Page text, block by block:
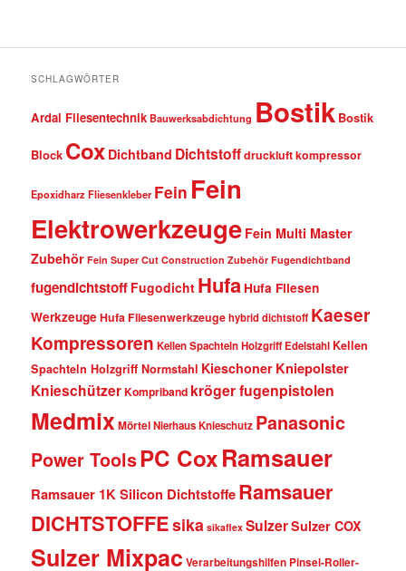
SCHLAGWÖRTER
Ardal Fliesentechnik Bauwerksabdichtung Bostik Bostik
Block Cox Dichtband Dichtstoffdruckluft kompressor
Epoxidharz Fliesenkleber Fein Fein
Elektrowerkzeuge Fein Multi Master
Zubehör Fein Super Cut Construction Zubehör Fugendichtband
fugendichtstoff Fugodicht Hufa Hufa Fliesen
WerkzeugeHufa Fliesenwerkzeugehybrid dichtstoff Kaeser
Kompressoren Kellen Spachteln Holzgriff Edelstahl Kellen
Spachteln Holzgriff Normstahl Kieschoner Kniepolster
KnieschützerKompriband kröger fugenpistolen
Medmix MörtelNierhaus Knieschutz Panasonic
Power ToolsPC CoxRamsauer
Ramsauer 1K Silicon DichtstoffeRamsauer
DICHTSTOFFEsika sikaflex SulzerSulzer COX
Sulzer Mixpac Verarbeitungshilfen Pinsel-Roller-